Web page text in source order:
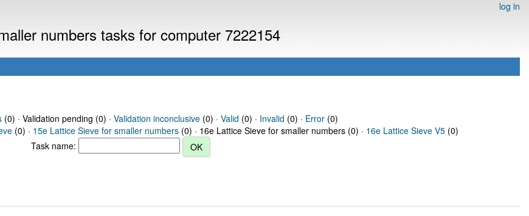
log in
numbers tasks for computer 7222154
(0) · Validation pending (0) · Validation inconclusive(0) · Valid (0) · Invalid (0) · Error(0)
(0) · 15e Lattice Sieve for smaller numbers (0) · 16e Lattice Sieve for smaller numbers (0) · 16e Lattice Sieve V5 (0)
Task name: